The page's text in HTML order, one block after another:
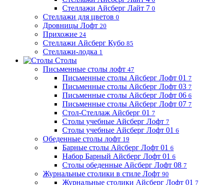
Стеллажи Айсберг Лайт 7 0
Стеллажи для цветов 0
Дровницы Лофт 20
Прихожие 24
Стеллажи Айсберг Кубо 85
Стеллажи-лодка 1
Столы
Письменные столы лофт 47
Письменные столы Айсберг Лофт 01 7
Письменные столы Айсберг Лофт 03 7
Письменные столы Айсберг Лофт 06 6
Письменные столы Айсберг Лофт 07 7
Стол-Стеллаж Айсберг 01 7
Столы учебные Айсберг Лофт 7
Столы учебные Айсберг Лофт 01 6
Обеденные столы лофт 19
Барные столы Айсберг Лофт 01 6
Набор Барный Айсберг Лофт 01 6
Столы обеденные Айсберг Лофт 08 7
Журнальные столики в стиле Лофт 90
Журнальные столики Айсберг Лофт 01 7